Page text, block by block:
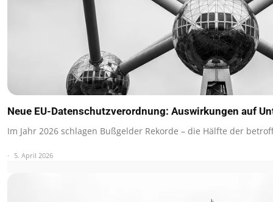
Neue EU-Datenschutzverordnung: Auswirkungen auf
Im Jahr 2026 schlagen Bußgelder Rekorde – die Hälfte der
5. April 2026